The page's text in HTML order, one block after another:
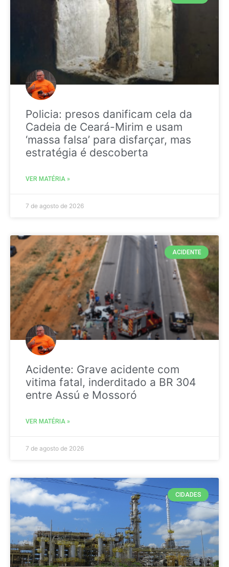
Policia: presos danificam cela da
Cadeia de Ceará-Mirim e usam
‘massa falsa’ para disfarçar, mas
estratégia é descoberta
VER MATÉRIA »
7 de agosto de 2026
ACIDENTE
Acidente: Grave acidente com
vitima fatal, inderditado a BR 304
entre Assú e Mossoró
VER MATÉRIA »
7 de agosto de 2026
CIDADES